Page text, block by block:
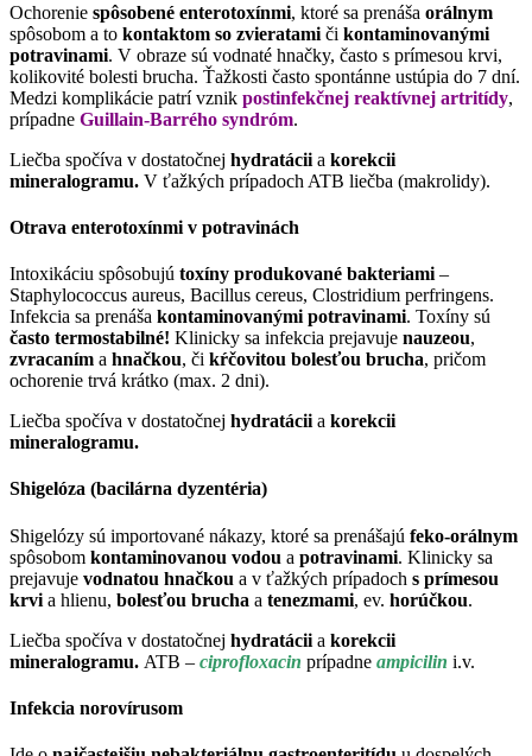
Ochorenie spôsobené enterotoxínmi, ktoré sa prenáša orálnym
spôsobom a to kontaktom so zvieratami či kontaminovanými
potravinami. V obraze sú vodnaté hnačky, často s prímesou krvi,
kolikovité bolesti brucha. Ťažkosti často spontánne ustúpia do 7 dní.
Medzi komplikácie patrí vznik postinfekčnej reaktívnej artritídy,
prípadne Guillain-Barrého syndróm.
Liečba spočíva v dostatočnej hydratácii a korekcii
mineralogramu. V ťažkých prípadoch ATB liečba (makrolidy).
Otrava enterotoxínmi v potravinách
Intoxikáciu spôsobujú toxíny produkované bakteriami –
Staphylococcus aureus, Bacillus cereus, Clostridium perfringens.
Infekcia sa prenáša kontaminovanými potravinami. Toxíny sú
často termostabilné! Klinicky sa infekcia prejavuje nauzeou,
zvracaním a hnačkou, či kŕčovitou bolesťou brucha, pričom
ochorenie trvá krátko (max. 2 dni).
Liečba spočíva v dostatočnej hydratácii a korekcii
mineralogramu.
Shigelóza (bacilárna dyzentéria)
Shigelózy sú importované nákazy, ktoré sa prenášajú feko-orálnym
spôsobom kontaminovanou vodou a potravinami. Klinicky sa
prejavuje vodnatou hnačkou a v ťažkých prípadoch s prímesou
krvi a hlienu, bolesťou brucha a tenezmami, ev. horúčkou.
Liečba spočíva v dostatočnej hydratácii a korekcii
mineralogramu. ATB – ciprofloxacin prípadne ampicilin i.v.
Infekcia norovírusom